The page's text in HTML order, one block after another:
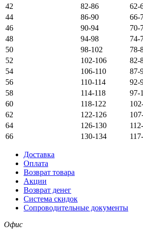
42
82-86 62-
44
86-90 66-
46
90-94 70-
48
94-98 74-
50
98-102 78-
52
102-106 82-
54
106-110 87-
56
110-114 92-
58
114-118 97-
60
118-122
62
122-126
64
126-130
66
130-134
Доставка
Оплата
Возврат товара
Акции
Возврат денег
Система скидок
Сопроводительные документы
Офис